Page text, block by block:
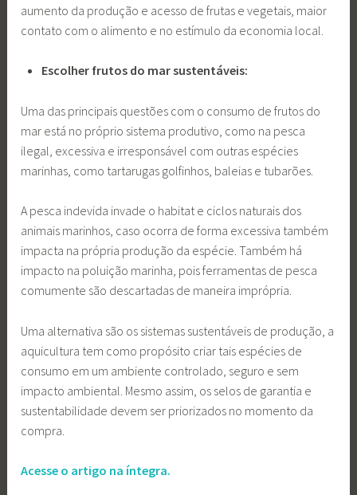
aumento da produção e acesso de frutas e vegetais, maior
contato com o alimento e no estímulo da economia local.
Escolher frutos do mar sustentáveis:
Uma das principais questões com o consumo de frutos do
mar está no próprio sistema produtivo, como na pesca
ilegal, excessiva e irresponsável com outras espécies
marinhas, como tartarugas golfinhos, baleias e tubarões.
A pesca indevida invade o habitat e ciclos naturais dos
animais marinhos, caso ocorra de forma excessiva também
impacta na própria produção da espécie. Também há
impacto na poluição marinha, pois ferramentas de pesca
comumente são descartadas de maneira imprópria.
Uma alternativa são os sistemas sustentáveis de produção, a
aquicultura tem como propósito criar tais espécies de
consumo em um ambiente controlado, seguro e sem
impacto ambiental. Mesmo assim, os selos de garantia e
sustentabilidade devem ser priorizados no momento da
compra.
Acesse o artigo na íntegra.